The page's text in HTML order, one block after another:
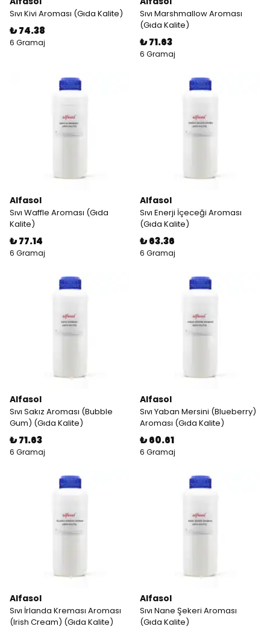
Sıvı Kivi Aroması (Gıda Kalite)
₺ 74.38
6 Gramaj
Sıvı Marshmallow Aroması
(Gıda Kalite)
₺ 71.63
6 Gramaj
Alfasol
Sıvı Waffle Aroması (Gıda
Kalite)
₺ 77.14
6 Gramaj
Alfasol
Sıvı Enerji İçeceği Aroması
(Gıda Kalite)
₺ 63.36
6 Gramaj
Alfasol
Sıvı Sakız Aroması (Bubble
Gum) (Gıda Kalite)
₺ 71.63
6 Gramaj
Alfasol
Sıvı Yaban Mersini (Blueberry)
Aroması (Gıda Kalite)
₺ 60.61
6 Gramaj
Alfasol
Sıvı İrlanda Kreması Aroması
(Irish Cream) (Gıda Kalite)
Alfasol
Sıvı Nane Şekeri Aroması
(Gıda Kalite)